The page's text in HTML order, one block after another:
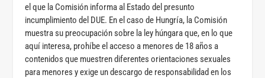
el que la Comisión informa al Estado del presunto
incumplimiento del DUE. En el caso de Hungría, la Comisión
muestra su preocupación sobre la ley húngara que, en lo que
aquí interesa, prohíbe el acceso a menores de 18 años a
contenidos que muestren diferentes orientaciones sexuales
para menores y exige un descargo de responsabilidad en los